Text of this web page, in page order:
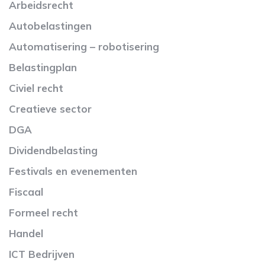
Arbeidsrecht
Autobelastingen
Automatisering – robotisering
Belastingplan
Civiel recht
Creatieve sector
DGA
Dividendbelasting
Festivals en evenementen
Fiscaal
Formeel recht
Handel
ICT Bedrijven